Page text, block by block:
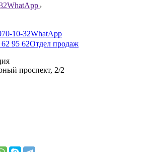
WhatApp
10-32WhatApp
95 62Отдел продаж
проспект, 2/2